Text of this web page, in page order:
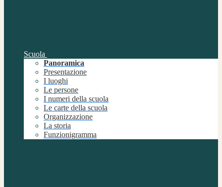
Scuola
Panoramica
Presentazione
I luoghi
Le persone
I numeri della scuola
Le carte della scuola
Organizzazione
La storia
Funzionigramma